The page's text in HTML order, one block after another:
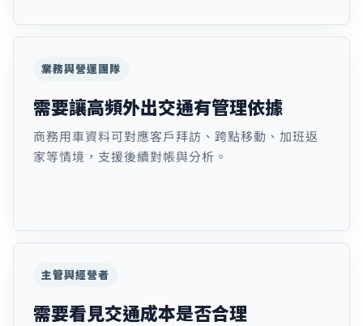
業務與營運團隊
需要讓高頻外出交通有管理依據
商務用車資料可對應客戶拜訪、跨點移動、加班返
家等情境，支援後續對帳與分析。
主管與經營者
需要看見交通成本是否合理